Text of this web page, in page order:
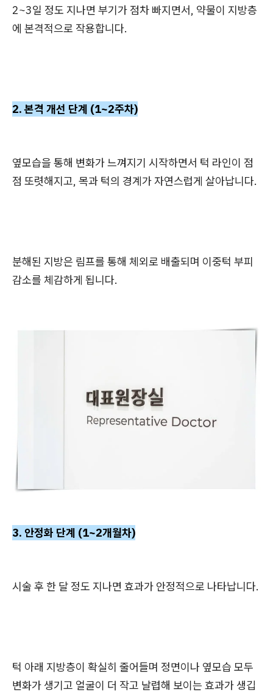
2~3일 정도 지나면 부기가 점차 빠지면서, 약물이 지방층
에 본격적으로 작용합니다.
2. 본격 개선 단계 (1~2주차)
옆모습을 통해 변화가 느껴지기 시작하면서 턱 라인이 점
점 또렷해지고, 목과 턱의 경계가 자연스럽게 살아납니다.
분해된 지방은 림프를 통해 체외로 배출되며 이중턱 부피
감소를 체감하게 됩니다.
3. 안정화 단계 (1~2개월차)
시술 후 한 달 정도 지나면 효과가 안정적으로 나타납니다.
턱 아래 지방층이 확실히 줄어들며 정면이나 옆모습 모두
변화가 생기고 얼굴이 더 작고 날렵해 보이는 효과가 생깁